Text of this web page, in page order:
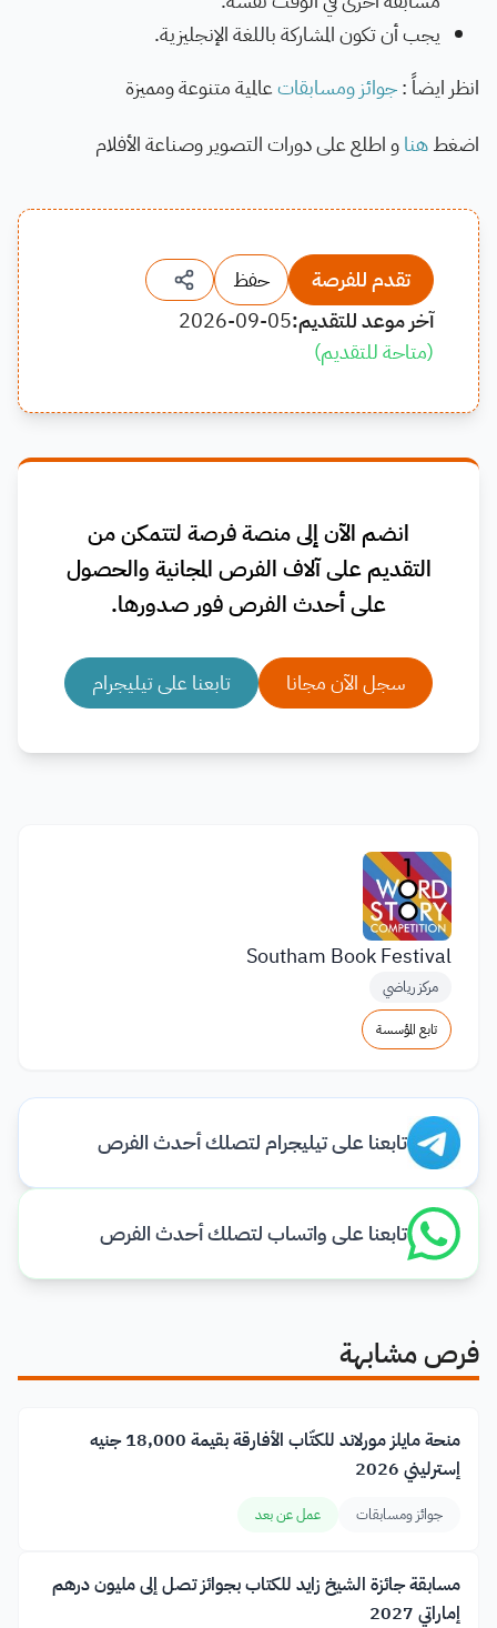
يجب أن تكون المشاركة باللغة الإنجليزية.
انظر ايضاً :جوائز ومسابقاتعالمية متنوعة ومميزة
اضغطهناو اطلع على دورات التصوير وصناعة الأفلام
تقدم للفرصة
حفظ
آخر موعد للتقديم:2026-09-05
(متاحة للتقديم)
انضم الآن إلى منصة فرصة لتتمكن من
التقديم على آلاف الفرص المجانية والحصول
على أحدث الفرص فور صدورها.
سجل الآن مجانا تابعنا على تيليجرام
Southam Book Festival
مركز رياضي
تابع المؤسسة
تابعنا على تيليجرام لتصلك أحدث الفرص
تابعنا على واتساب لتصلك أحدث الفرص
فرص مشابهة
منحة مايلز مورلاند للكتّاب الأفارقة بقيمة 18,000 جنيه
إسترليني 2026
جوائز ومسابقات عمل عن بعد
مسابقة جائزة الشيخ زايد للكتاب بجوائز تصل إلى مليون درهم
إماراتي 2027